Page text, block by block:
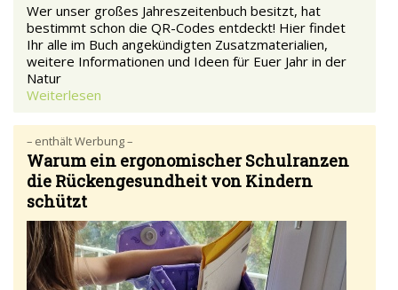
Wer unser großes Jahreszeitenbuch besitzt, hat
bestimmt schon die QR-Codes entdeckt! Hier findet
Ihr alle im Buch angekündigten Zusatzmaterialien,
weitere Informationen und Ideen für Euer Jahr in der
Natur
Weiterlesen
– enthält Werbung –
Warum ein ergonomischer Schulranzen
die Rückengesundheit von Kindern
schützt